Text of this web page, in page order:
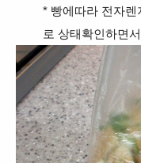
* 빵에따라 전자렌
로 상태확인하면